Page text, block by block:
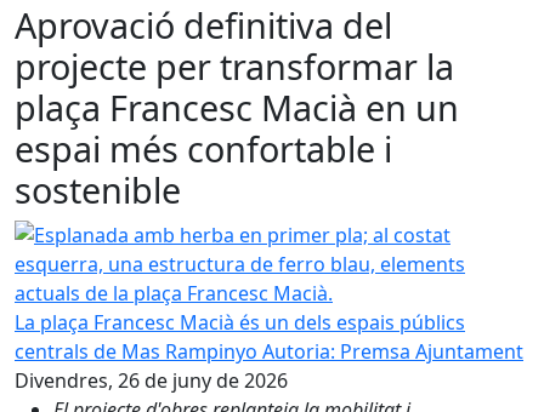
Aprovació definitiva del
projecte per transformar la
plaça Francesc Macià en un
espai més confortable i
sostenible
Esplanada amb herba en primer pla; al costat esquerra,
La plaça Francesc Macià és un dels espais públics
centrals de Mas Rampinyo Autoria: Premsa Ajuntament
Divendres, 26 de juny de 2026